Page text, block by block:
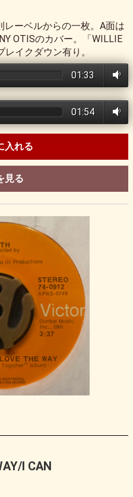
ーベルからの一枚。A面は
OTISのカバー。「WILLIE
イクダウン有り。
01:33
01:54
入れる
見る
I CAN